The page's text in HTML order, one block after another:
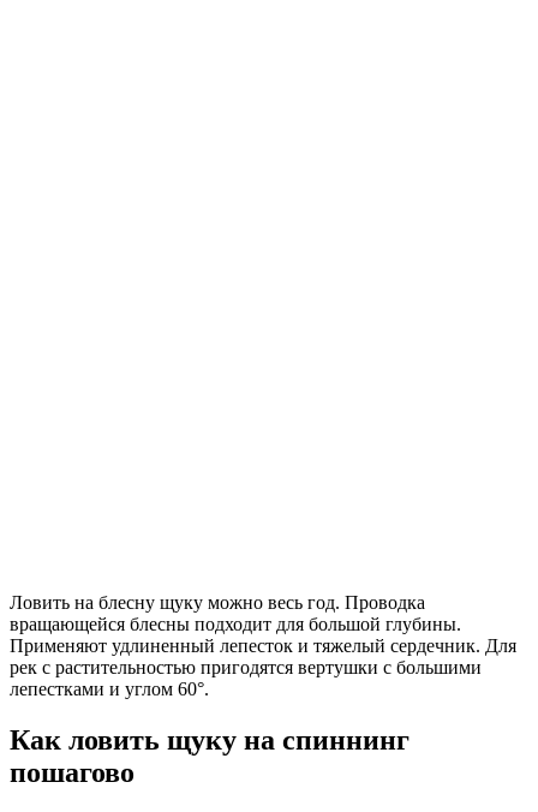
Ловить на блесну щуку можно весь год. Проводка
вращающейся блесны подходит для большой глубины.
Применяют удлиненный лепесток и тяжелый сердечник. Для
рек с растительностью пригодятся вертушки с большими
лепестками и углом 60°.
Как ловить щуку на спиннинг
пошагово